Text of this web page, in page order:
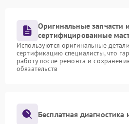
Оригинальные запчасти и
сертифицированные
Используются оригинальные
сертификацию специалисты, что
работу после ремонта и
обязательств
Бесплатная